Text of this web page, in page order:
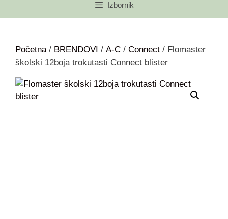
Izbornik
Početna/ BRENDOVI / A-C / Connect / Flomaster
školski 12boja trokutasti Connect blister